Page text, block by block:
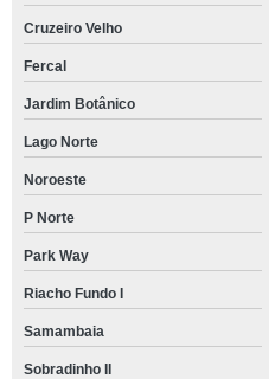
Cruzeiro Velho
Fercal
Jardim Botânico
Lago Norte
Noroeste
P Norte
Park Way
Riacho Fundo I
Samambaia
Sobradinho II